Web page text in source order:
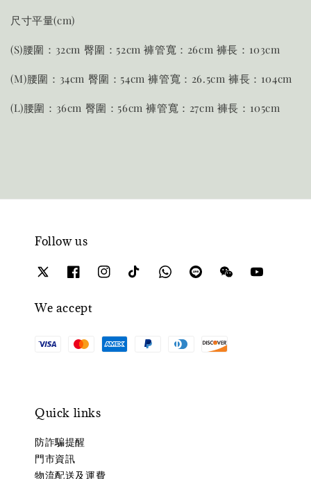
尺寸平量(cm)
(S)腰圍：32cm 臀圍：52cm 褲管寬：26cm 褲長：103cm
(M)腰圍：34cm 臀圍：54cm 褲管寬：26.5cm 褲長：104cm
(L)腰圍：36cm 臀圍：56cm 褲管寬：27cm 褲長：105cm
Follow us
We accept
Quick links
防詐騙提醒
門市資訊
物流配送及運費